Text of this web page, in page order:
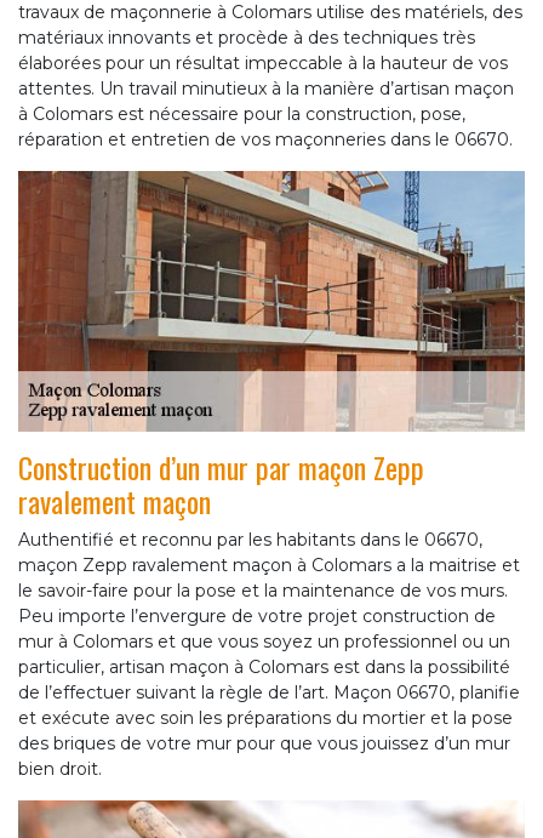
travaux de maçonnerie à Colomars utilise des matériels, des
matériaux innovants et procède à des techniques très
élaborées pour un résultat impeccable à la hauteur de vos
attentes. Un travail minutieux à la manière d’artisan maçon
à Colomars est nécessaire pour la construction, pose,
réparation et entretien de vos maçonneries dans le 06670.
Construction d’un mur par maçon Zepp
ravalement maçon
Authentifié et reconnu par les habitants dans le 06670,
maçon Zepp ravalement maçon à Colomars a la maitrise et
le savoir-faire pour la pose et la maintenance de vos murs.
Peu importe l’envergure de votre projet construction de
mur à Colomars et que vous soyez un professionnel ou un
particulier, artisan maçon à Colomars est dans la possibilité
de l’effectuer suivant la règle de l’art. Maçon 06670, planifie
et exécute avec soin les préparations du mortier et la pose
des briques de votre mur pour que vous jouissez d’un mur
bien droit.